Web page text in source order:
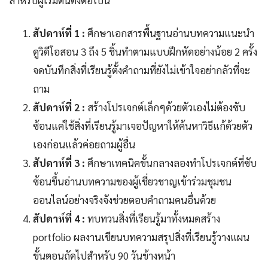
สัปดาห์ที่ 1 : ศึกษาเอกสารพื้นฐานอ่านบทความแนะนำ
ดูวิดีโอสอน 3 ถึง 5 ชิ้นทำตามแบบฝึกหัดอย่างน้อย 2 ครั้ง
จดบันทึกสิ่งที่เรียนรู้ตั้งคำถามที่ยังไม่เข้าใจอย่ากลัวที่จะ
ถาม
สัปดาห์ที่ 2 : สร้างโปรเจกต์เล็กๆด้วยตัวเองไม่ต้องซับ
ซ้อนแค่ใช้สิ่งที่เรียนรู้มาเจอปัญหาให้ค้นหาวิธีแก้ด้วยตัว
เองก่อนแล้วค่อยถามผู้อื่น
สัปดาห์ที่ 3 : ศึกษาเทคนิคขั้นกลางลองทำโปรเจกต์ที่ซับ
ซ้อนขึ้นอ่านบทความของผู้เชี่ยวชาญเข้าร่วมชุมชน
ออนไลน์อย่างจริงจังช่วยตอบคำถามคนอื่นด้วย
สัปดาห์ที่ 4 : ทบทวนสิ่งที่เรียนรู้มาทั้งหมดสร้าง
portfolio ผลงานเขียนบทความสรุปสิ่งที่เรียนรู้วางแผน
ขั้นตอนถัดไปสำหรับ 90 วันข้างหน้า